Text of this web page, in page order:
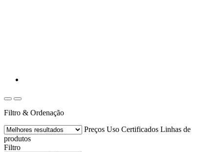
Filtro & Ordenação
Preços Uso Certificados Linhas de
produtos
Filtro